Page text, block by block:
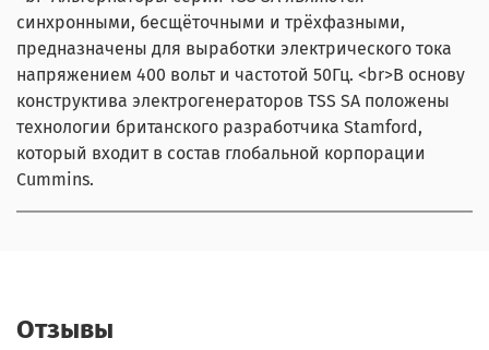
синхронными, бесщёточными и трёхфазными,
предназначены для выработки электрического тока
напряжением 400 вольт и частотой 50Гц. <br>В основу
конструктива электрогенераторов TSS SA положены
технологии британского разработчика Stamford,
который входит в состав глобальной корпорации
Cummins.
Отзывы